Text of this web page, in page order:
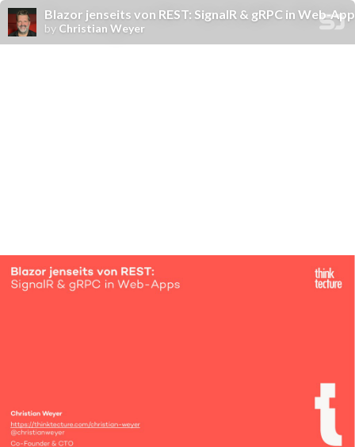
Blazor jenseits von REST: SignalR & gRPC in Web-
by Christian Weyer